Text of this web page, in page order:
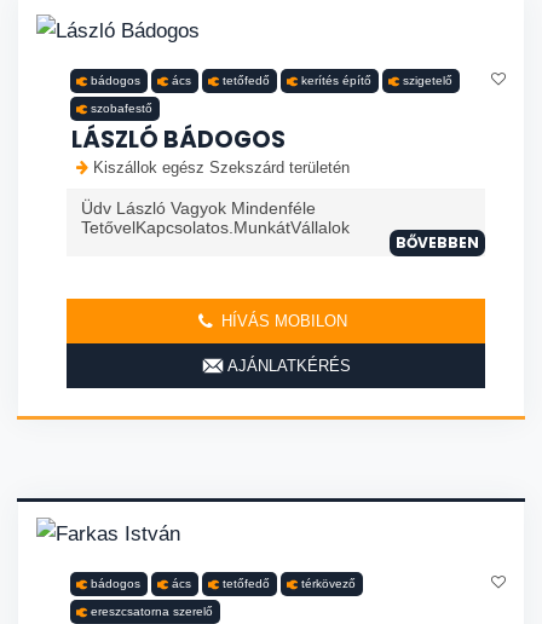
bádogos ács tetőfedő kerítés építő szigetelő
szobafestő
LÁSZLÓ BÁDOGOS
Kiszállok egész Szekszárd területén
Üdv László Vagyok Mindenféle
TetővelKapcsolatos.MunkátVállalok
BŐVEBBEN
HÍVÁS MOBILON
AJÁNLATKÉRÉS
bádogos ács tetőfedő térkövező
ereszcsatorna szerelő